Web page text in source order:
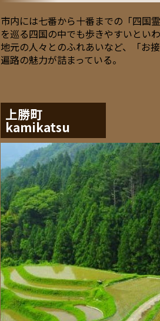
市内には七番から十番までの「四国
を巡る四国の中でも歩きやすいとい
地元の人々とのふれあいなど、「お
遍路の魅力が詰まっている。
上勝町
kamikatsu